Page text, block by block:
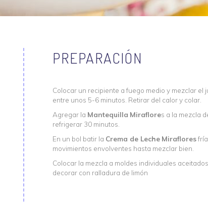
PREPARACIÓN
Colocar un recipiente a fuego medio y mezclar
entre unos 5-6 minutos. Retirar del calor y colar.
Agregar la Mantequilla Miraflores a la mezcla
refrigerar 30 minutos.
En un bol batir la Crema de Leche Miraflores
movimientos envolventes hasta mezclar bien.
Colocar la mezcla a moldes individuales
decorar con ralladura de limón